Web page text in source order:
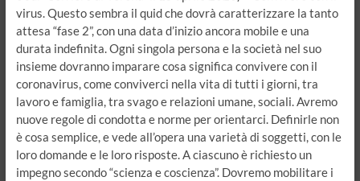
virus. Questo sembra il quid che dovrà caratterizzare la tanto
attesa “fase 2”, con una data d’inizio ancora mobile e una
durata indefinita. Ogni singola persona e la società nel suo
insieme dovranno imparare cosa significa convivere con il
coronavirus, come conviverci nella vita di tutti i giorni, tra
lavoro e famiglia, tra svago e relazioni umane, sociali. Avremo
nuove regole di condotta e norme per orientarci. Definirle non
è cosa semplice, e vede all’opera una varietà di soggetti, con le
loro domande e le loro risposte. A ciascuno è richiesto un
impegno secondo “scienza e coscienza”. Dovremo mobilitare i